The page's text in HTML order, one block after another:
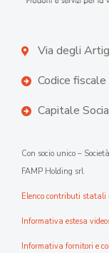
Via degli
Codice
Capitale
Con socio unico –
FAMP Holding srl
Elenco contributi statali
Informativa estesa
Informativa fornitori e